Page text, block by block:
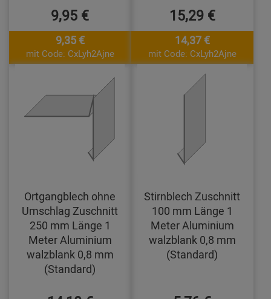
9,95 €
9,35 €
mit Code: CxLyh2Ajne
15,29 €
14,37 €
mit Code: CxLyh2Ajne
Ortgangblech ohne
Umschlag Zuschnitt
250 mm Länge 1
Meter Aluminium
walzblank 0,8 mm
(Standard)
Stirnblech Zuschnitt
100 mm Länge 1
Meter Aluminium
walzblank 0,8 mm
(Standard)